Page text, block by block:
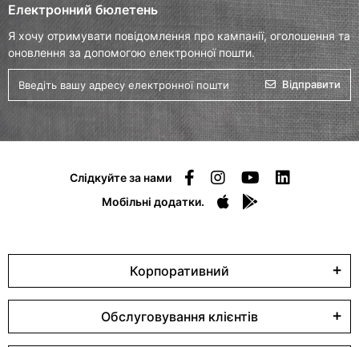
Електронний бюлетень
Я хочу отримувати повідомлення про кампанії, оголошення та
оновлення за допомогою електронної пошти.
Відправити
Слідкуйте за нами
Мобільні додатки.
Корпоративний
Обслуговування клієнтів